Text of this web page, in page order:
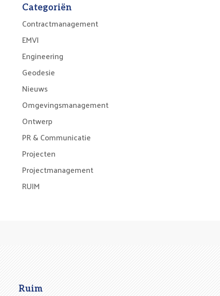
Categoriën
Contractmanagement
EMVI
Engineering
Geodesie
Nieuws
Omgevingsmanagement
Ontwerp
PR & Communicatie
Projecten
Projectmanagement
RUIM
Ruim